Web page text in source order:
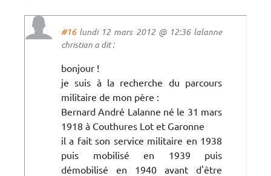
#16lundi 12 mars 2012 @ 12:36 lalanne
christian a dit :
bonjour !
je suis à la recherche du parcours
militaire de mon père :
Bernard André Lalanne né le 31 mars
1918 à Couthures Lot et Garonne
il a fait son service militaire en 1938
puis mobilisé en 1939 puis
démobilisé en 1940 avant d'être